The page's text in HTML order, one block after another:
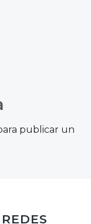
publicar un